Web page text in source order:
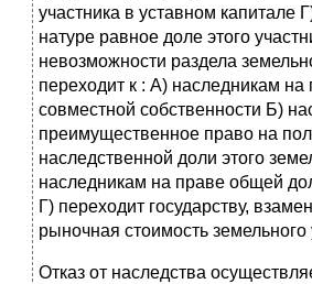
участника в уставном капитале
натуре равное доле этого
невозможности раздела
переходит к : А) наследникам
совместной собственности Б)
преимущественное право на
наследственной доли этого
наследникам на праве общей
Г) переходит государству,
рыночная стоимость земельного
Отказ от наследства